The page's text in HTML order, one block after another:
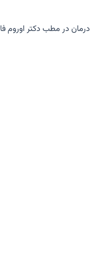
در مطب دکتر